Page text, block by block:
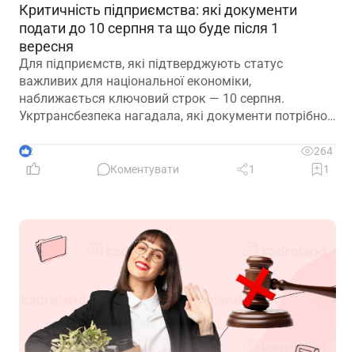
Критичність підприємства: які документи
подати до 10 серпня та що буде після 1
вересня
Для підприємств, які підтверджують статус
важливих для національної економіки,
наближається ключовий строк — 10 серпня.
Укртрансбезпека нагадала, які документи потрібно
що очікує на компанії, які не встигнуть підтвердити
свій статус
2
264
Коментувати
1 1